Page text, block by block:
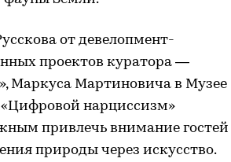
от девелопмент-
проектов куратора —
Маркуса Мартиновича в Музее
«Цифровой нарциссизм»
привлечь внимание гостей
природы через искусство.